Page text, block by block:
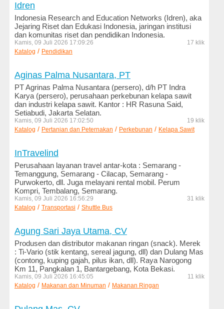
Mesin
LSM
dan
Ornop
Makanan
dan
Minuman
Media
dan
Penerbitan
Media
Online
Militer
dan
Sekuriti
dan
Motor
Mode
dan
Busana
Idren
Indonesia Research and Education Networks (Idren), aka
Jejaring Riset dan Edukasi Indonesia, jaringan institusi
dan komunitas riset dan pendidikan Indonesia.
Kamis, 09 Juli 2026 17:09:26
17 klik
Katalog / Pendidikan
Aginas Palma Nusantara, PT
PT Agrinas Palma Nusantara (persero), d/h PT Indra
Karya (persero), perusahaan perkebunan kelapa sawit
dan industri kelapa sawit. Kantor : HR Rasuna Said,
Setiabudi, Jakarta Selatan.
Kamis, 09 Juli 2026 17:02:50
19 klik
Katalog / Pertanian dan Peternakan / Perkebunan / Kelapa Sawit
InTravelind
Perusahaan layanan travel antar-kota : Semarang -
Temanggung, Semarang - Cilacap, Semarang -
Purwokerto, dll. Juga melayani rental mobil. Perum
Kompri, Tembalang, Semarang.
Kamis, 09 Juli 2026 16:56:29
31 klik
Katalog / Transportasi / Shuttle Bus
Agung Sari Jaya Utama, CV
Produsen dan distributor makanan ringan (snack). Merek
: Ti-Vario (stik kentang, sereal jagung, dll) dan Dulang Mas
(contong, kuping gajah, pilus ikan, dll). Raya Narogong
Km 11, Pangkalan 1, Bantargebang, Kota Bekasi.
Kamis, 09 Juli 2026 16:45:05
11 klik
Katalog / Makanan dan Minuman / Makanan Ringan